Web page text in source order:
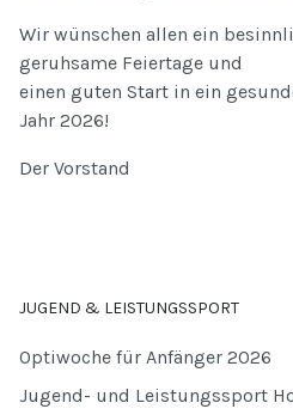
Wir wünschen allen ein
geruhsame Feiertage und
einen guten Start in ein
Jahr 2026!
Der Vorstand
JUGEND & LEISTUNGSSPORT
Optiwoche für Anfänger 2026
Jugend- und Leistungssport